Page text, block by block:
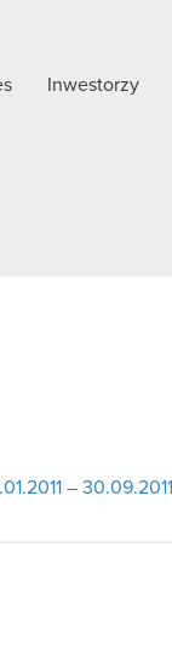
Inwestorzy
– 30.09.2011